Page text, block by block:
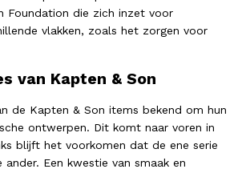
Foundation die zich inzet voor
vlakken, zoals het zorgen voor
van Kapten & Son
de Kapten & Son items bekend om hun
ontwerpen. Dit komt naar voren in
blijft het voorkomen dat de ene serie
Een kwestie van smaak en